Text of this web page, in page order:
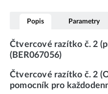
Popis Parametry
Čtvercové razítko č. 2
(BER067056)
Čtvercové razítko č. 2
pomocník pro